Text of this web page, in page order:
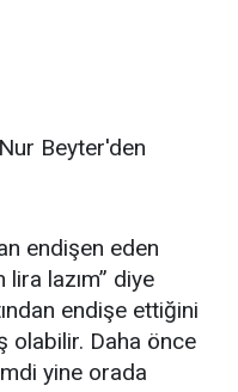
Beyter'den
endişen eden
lira lazım” diye
endişe ettiğini
olabilir. Daha önce
yine orada